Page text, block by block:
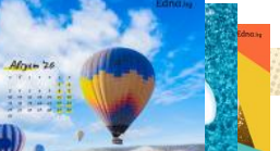
АСТРОЛОГИЯ